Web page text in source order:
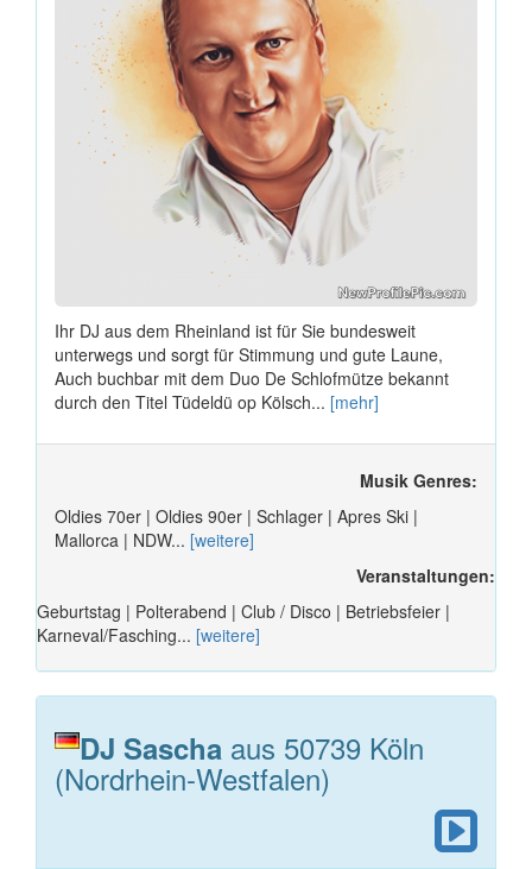
Ihr DJ aus dem Rheinland ist für Sie bundesweit
unterwegs und sorgt für Stimmung und gute Laune,
Auch buchbar mit dem Duo De Schlofmütze bekannt
durch den Titel Tüdeldü op Kölsch... [mehr]
Musik Genres:
Oldies 70er | Oldies 90er | Schlager | Apres Ski |
Mallorca | NDW... [weitere]
Veranstaltungen:
Geburtstag | Polterabend | Club / Disco | Betriebsfeier |
Karneval/Fasching... [weitere]
DJ Sascha aus 50739 Köln
(Nordrhein-Westfalen)